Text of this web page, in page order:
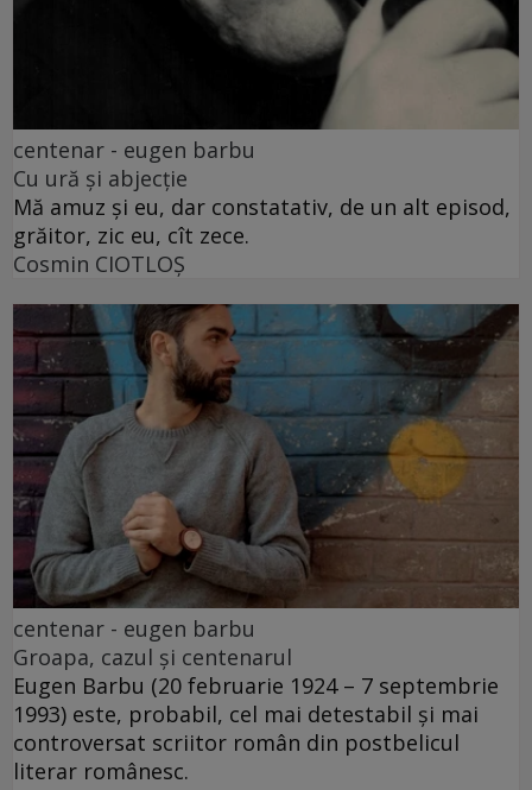
centenar - eugen barbu
Cu ură și abjecție
Mă amuz și eu, dar constatativ, de un alt episod,
grăitor, zic eu, cît zece.
Cosmin CIOTLOŞ
centenar - eugen barbu
Groapa, cazul și centenarul
Eugen Barbu (20 februarie 1924 – 7 septembrie
1993) este, probabil, cel mai detestabil și mai
controversat scriitor român din postbelicul
literar românesc.